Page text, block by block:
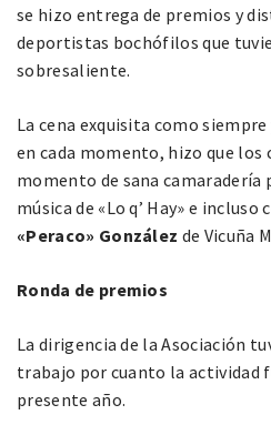
se hizo entrega de premios y
deportistas bochófilos que
sobresaliente.
La cena exquisita como
en cada momento, hizo que los
momento de sana camaradería
música de «Lo q’ Hay» e incluso
«Peraco» González de Vicuña
Ronda de premios
La dirigencia de la Asociación
trabajo por cuanto la actividad
presente año.